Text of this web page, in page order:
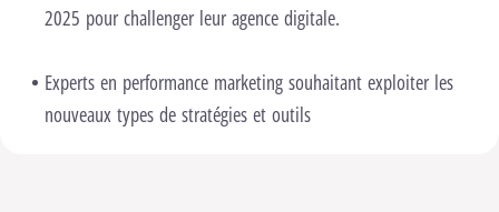
2025 pour challenger leur agence digitale.
Experts en performance marketing souhaitant exploiter les
nouveaux types de stratégies et outils